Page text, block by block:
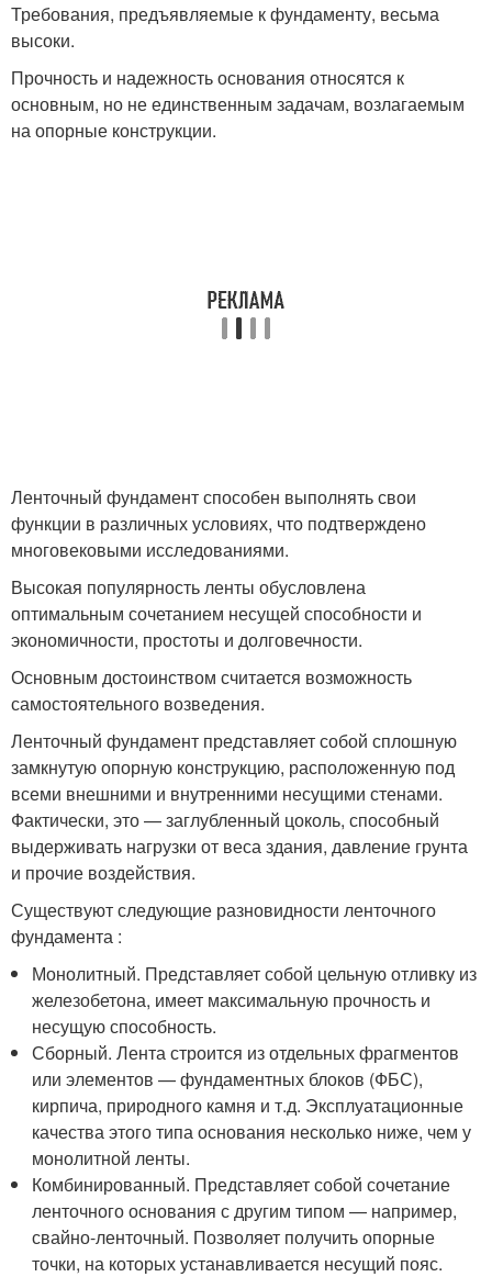
Требования, предъявляемые к фундаменту, весьма
высоки.
Прочность и надежность основания относятся к
основным, но не единственным задачам, возлагаемым
на опорные конструкции.
Ленточный фундамент способен выполнять свои
функции в различных условиях, что подтверждено
многовековыми исследованиями.
Высокая популярность ленты обусловлена
оптимальным сочетанием несущей способности и
экономичности, простоты и долговечности.
Основным достоинством считается возможность
самостоятельного возведения.
Ленточный фундамент представляет собой сплошную
замкнутую опорную конструкцию, расположенную под
всеми внешними и внутренними несущими стенами.
Фактически, это — заглубленный цоколь, способный
выдерживать нагрузки от веса здания, давление грунта
и прочие воздействия.
Существуют следующие разновидности ленточного
фундамента :
Монолитный. Представляет собой цельную отливку из
железобетона, имеет максимальную прочность и
несущую способность.
Сборный. Лента строится из отдельных фрагментов
или элементов — фундаментных блоков (ФБС),
кирпича, природного камня и т.д. Эксплуатационные
качества этого типа основания несколько ниже, чем у
монолитной ленты.
Комбинированный. Представляет собой сочетание
ленточного основания с другим типом — например,
свайно-ленточный. Позволяет получить опорные
точки, на которых устанавливается несущий пояс.